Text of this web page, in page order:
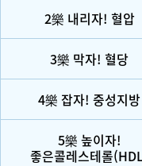
2樂 내리자! 혈압
3樂 막자! 혈당
4樂 잡자! 중성지방
5樂 높이자!
좋은콜레스테롤